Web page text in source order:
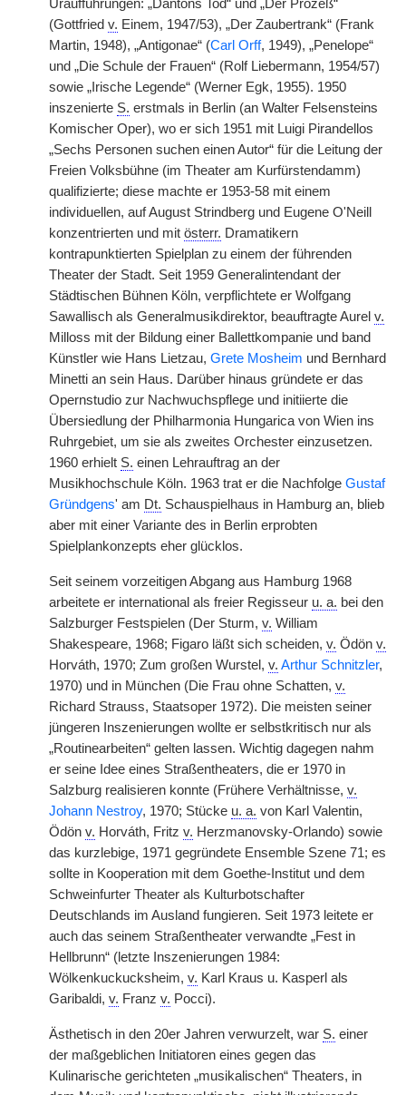
Uraufführungen: „Dantons Tod“ und „Der Prozeß“
(Gottfried v. Einem, 1947/53), „Der Zaubertrank“ (Frank
Martin, 1948), „Antigonae“ (Carl Orff, 1949), „Penelope“
und „Die Schule der Frauen“ (Rolf Liebermann, 1954/57)
sowie „Irische Legende“ (Werner Egk, 1955). 1950
inszenierte S. erstmals in Berlin (an Walter Felsensteins
Komischer Oper), wo er sich 1951 mit Luigi Pirandellos
„Sechs Personen suchen einen Autor“ für die Leitung der
Freien Volksbühne (im Theater am Kurfürstendamm)
qualifizierte; diese machte er 1953-58 mit einem
individuellen, auf August Strindberg und Eugene O'Neill
konzentrierten und mit österr. Dramatikern
kontrapunktierten Spielplan zu einem der führenden
Theater der Stadt. Seit 1959 Generalintendant der
Städtischen Bühnen Köln, verpflichtete er Wolfgang
Sawallisch als Generalmusikdirektor, beauftragte Aurel v.
Milloss mit der Bildung einer Ballettkompanie und band
Künstler wie Hans Lietzau, Grete Mosheim und Bernhard
Minetti an sein Haus. Darüber hinaus gründete er das
Opernstudio zur Nachwuchspflege und initiierte die
Übersiedlung der Philharmonia Hungarica von Wien ins
Ruhrgebiet, um sie als zweites Orchester einzusetzen.
1960 erhielt S. einen Lehrauftrag an der
Musikhochschule Köln. 1963 trat er die Nachfolge Gustaf
Gründgens' am Dt. Schauspielhaus in Hamburg an, blieb
aber mit einer Variante des in Berlin erprobten
Spielplankonzepts eher glücklos.
Seit seinem vorzeitigen Abgang aus Hamburg 1968
arbeitete er international als freier Regisseur u. a. bei den
Salzburger Festspielen (Der Sturm, v. William
Shakespeare, 1968; Figaro läßt sich scheiden, v. Ödön v.
Horváth, 1970; Zum großen Wurstel, v. Arthur Schnitzler,
1970) und in München (Die Frau ohne Schatten, v.
Richard Strauss, Staatsoper 1972). Die meisten seiner
jüngeren Inszenierungen wollte er selbstkritisch nur als
„Routinearbeiten“ gelten lassen. Wichtig dagegen nahm
er seine Idee eines Straßentheaters, die er 1970 in
Salzburg realisieren konnte (Frühere Verhältnisse, v.
Johann Nestroy, 1970; Stücke u. a. von Karl Valentin,
Ödön v. Horváth, Fritz v. Herzmanovsky-Orlando) sowie
das kurzlebige, 1971 gegründete Ensemble Szene 71; es
sollte in Kooperation mit dem Goethe-Institut und dem
Schweinfurter Theater als Kulturbotschafter
Deutschlands im Ausland fungieren. Seit 1973 leitete er
auch das seinem Straßentheater verwandte „Fest in
Hellbrunn“ (letzte Inszenierungen 1984:
Wölkenkuckucksheim, v. Karl Kraus u. Kasperl als
Garibaldi, v. Franz v. Pocci).
Ästhetisch in den 20er Jahren verwurzelt, war S. einer
der maßgeblichen Initiatoren eines gegen das
Kulinarische gerichteten „musikalischen“ Theaters, in